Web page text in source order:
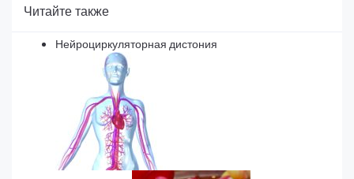
Читайте также
Нейроциркуляторная дистония